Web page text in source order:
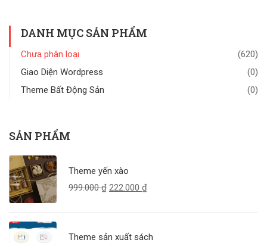
DANH MỤC SẢN PHẨM
Chưa phân loại
(620)
Giao Diện Wordpress
(0)
Theme Bất Động Sản
(0)
SẢN PHẨM
Theme yến xào
999.000₫ 222.000 ₫
Theme sản xuất sách